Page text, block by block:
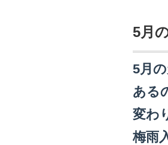
5月
5月
ある
変わ
梅雨